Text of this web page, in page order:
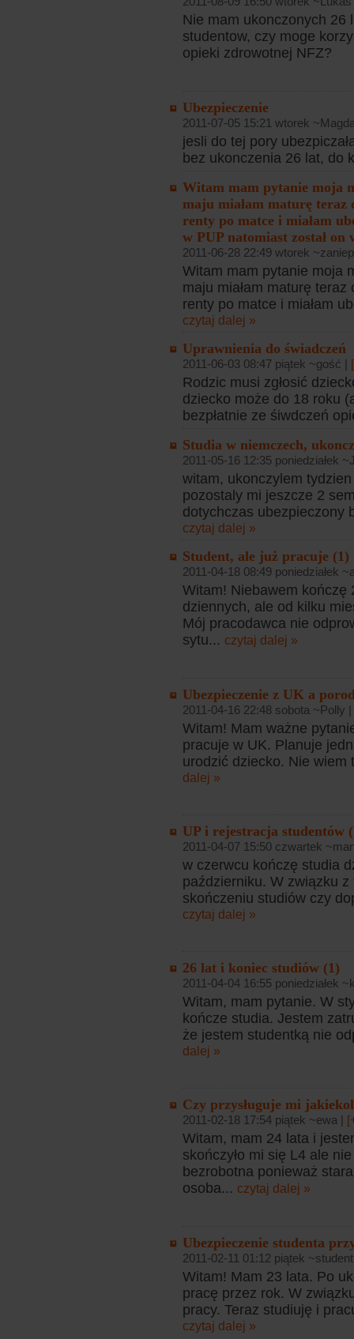
Nie mam ukonczonych 26
studentow, czy moge
opieki zdrowotnej NFZ?
Ubezpieczenie
2011-07-05 15:21 wtorek
jesli do tej pory
bez ukonczenia 26 lat, do
Witam mam pytanie moja
maju miałam maturę teraz
renty po matce i miałam
w PUP natomiast został
2011-06-28 22:49 wtorek
Witam mam pytanie moja
maju miałam maturę
renty po matce i miałam
czytaj dalej »
Uprawnienia do świadczeń
2011-06-03 08:47 piątek ~gość |
Rodzic musi zgłosić
dziecko może do 18 roku
bezpłatnie ze śiwdczeń
Studia w niemczech,
2011-05-16 12:35 poniedziałek
witam, ukonczylem
pozostaly mi jeszcze 2
dotychczas ubezpieczony
czytaj dalej »
Student, ale już pracuje (1)
2011-04-18 08:49 poniedziałek
Witam! Niebawem kończę
dziennych, ale od kilku
Mój pracodawca nie
sytu... czytaj dalej »
Ubezpieczenie z UK a
2011-04-16 22:48 sobota ~Polly |
Witam! Mam ważne
pracuje w UK. Planuje
urodzić dziecko. Nie wiem
dalej »
UP i rejestracja studentów
2011-04-07 15:50 czwartek
w czerwcu kończę studia
październiku. W związku
skończeniu studiów czy
czytaj dalej »
26 lat i koniec studiów (1)
2011-04-04 16:55 poniedziałek
Witam, mam pytanie. W
kończe studia. Jestem
że jestem studentką nie
dalej »
Czy przysługuje mi
2011-02-18 17:54 piątek ~ewa |
Witam, mam 24 lata i
skończyło mi się L4 ale
bezrobotna ponieważ
osoba... czytaj dalej »
Ubezpieczenie studenta
2011-02-11 01:12 piątek
Witam! Mam 23 lata. Po
pracę przez rok. W
pracy. Teraz studiuję i
czytaj dalej »